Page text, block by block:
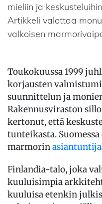
mieliin ja
Artikkeli valottaa
valkoisen
Toukokuussa 1999
korjausten
suunnittelun ja
Rakennusviraston
kertonut, että
tunteikasta.
marmorin
Finlandia-talo, joka
kuuluisimpia
kuuluisa etenkin